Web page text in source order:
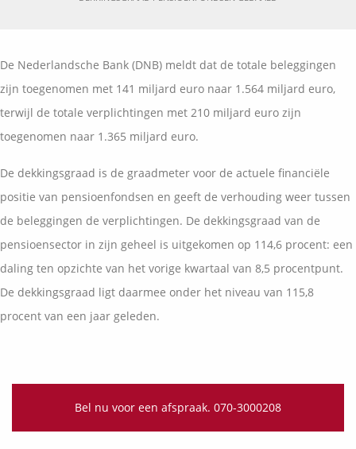
Expats services
Onderhoudsabonnementen
Contact
Klanten over
Blog
Toekomstig inkomen
De Nederlandsche Bank (DNB) meldt dat de totale beleggingen
zijn toegenomen met 141 miljard euro naar 1.564 miljard euro,
terwijl de totale verplichtingen met 210 miljard euro zijn
toegenomen naar 1.365 miljard euro.
De dekkingsgraad is de graadmeter voor de actuele financiële
positie van pensioenfondsen en geeft de verhouding weer tussen
de beleggingen de verplichtingen. De dekkingsgraad van de
pensioensector in zijn geheel is uitgekomen op 114,6 procent: een
daling ten opzichte van het vorige kwartaal van 8,5 procentpunt.
De dekkingsgraad ligt daarmee onder het niveau van 115,8
procent van een jaar geleden.
Bel nu voor een afspraak. 070-3000208